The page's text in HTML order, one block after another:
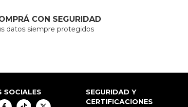
CON SEGURIDAD
datos siempre protegidos
SOCIALES
SEGURIDAD Y
CERTIFICACIONES